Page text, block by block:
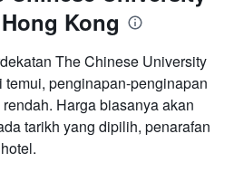
Kong
The Chinese University
penginapan-penginapan
Harga biasanya akan
tarikh yang dipilih, penarafan